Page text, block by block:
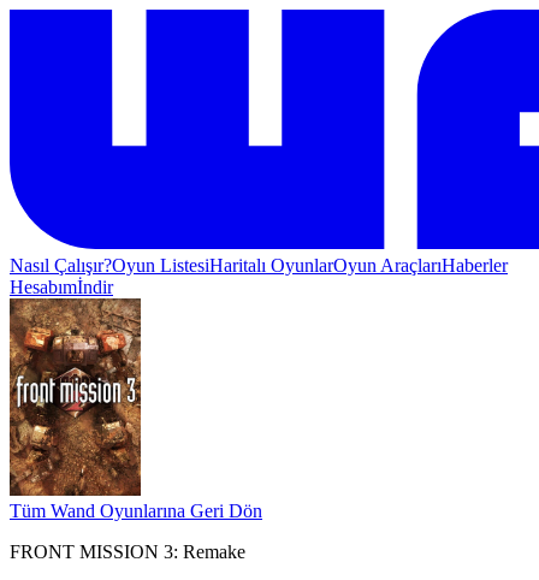
Nasıl Çalışır?Oyun ListesiHaritalı OyunlarOyun AraçlarıHaberler
Hesabımİndir
Tüm Wand Oyunlarına Geri Dön
FRONT MISSION 3: Remake